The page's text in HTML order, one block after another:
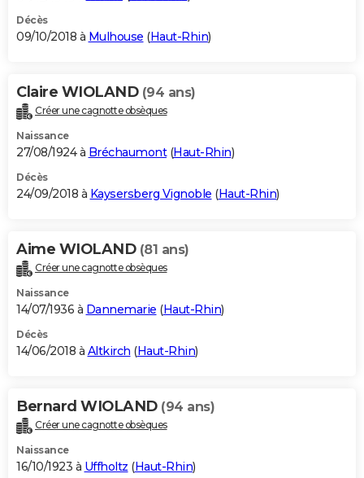
Décès
09/10/2018 à Mulhouse (Haut-Rhin)
Claire WIOLAND (94 ans)
Créer une cagnotte obsèques
Naissance
27/08/1924 à Bréchaumont(Haut-Rhin)
Décès
24/09/2018 à Kaysersberg Vignoble (Haut-Rhin)
Aime WIOLAND (81 ans)
Créer une cagnotte obsèques
Naissance
14/07/1936 à Dannemarie (Haut-Rhin)
Décès
14/06/2018 à Altkirch (Haut-Rhin)
Bernard WIOLAND (94 ans)
Créer une cagnotte obsèques
Naissance
16/10/1923 à Uffholtz (Haut-Rhin)